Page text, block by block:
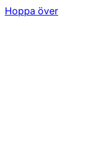
Hoppa över